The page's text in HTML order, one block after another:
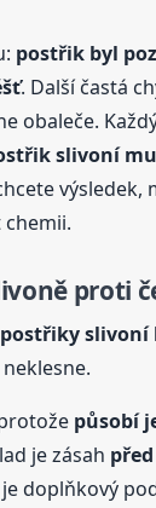
postřik byl
. Další častá
obaleče.
slivoní
výsledek,
proti
postřiky slivoní
působí
je zásah
je doplňkový